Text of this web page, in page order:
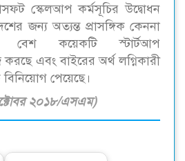
স্কেলআপ কর্মসূচির উদ্বোধন
জন্য অত্যন্ত প্রাসঙ্গিক কেননা
বেশ কয়েকটি স্টার্টআপ
এবং বাইরের অর্থ লগ্নিকারী
বিনিয়োগ পেয়েছে।
২০১৮/এসএম)